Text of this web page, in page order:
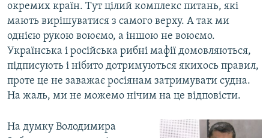
окремих країн. Тут цілий комплекс питань, які
мають вирішуватися з самого верху. А так ми
однією рукою воюємо, а іншою не воюємо.
Українська і російська рибні мафії домовляються,
підписують і нібито дотримуються якихось правил,
проте це не заважає росіянам затримувати судна.
На жаль, ми не можемо нічим на це відповісти.
На думку Володимира